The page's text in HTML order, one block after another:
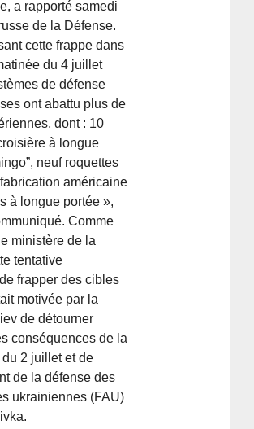
a rapporté samedi
de la Défense.
cette frappe dans
du 4 juillet
de défense
ont abattu plus de
dont : 10
à longue
neuf roquettes
américaine
à longue portée »,
Comme
ministère de la
tentative
frapper des cibles
motivée par la
de détourner
conséquences de la
2 juillet et de
de la défense des
ukrainiennes (FAU)